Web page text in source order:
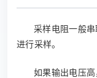
采样电阻一般
进行采样。
如果输出电压